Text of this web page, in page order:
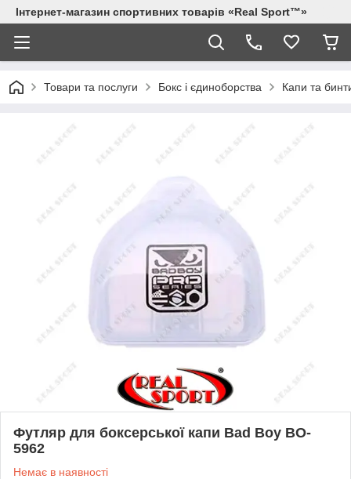
Інтернет-магазин спортивних товарів «Real Sport™»
Товари та послуги Бокс і єдиноборства Капи та
Футляр для боксерської капи Bad Boy BO-
5962
Немає в наявності